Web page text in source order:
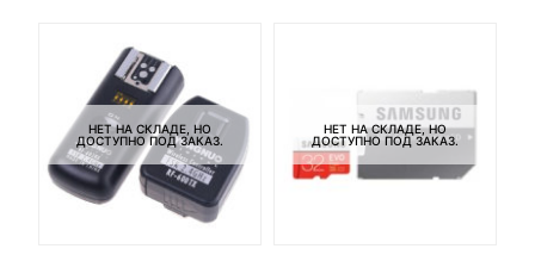
НЕТ НА СКЛАДЕ, НО
ДОСТУПНО ПОД ЗАКАЗ.
НЕТ НА СКЛАДЕ, НО
ДОСТУПНО ПОД ЗАКАЗ.